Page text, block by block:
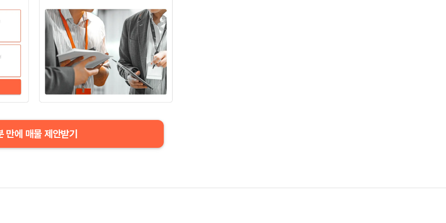
만에 매물 제안받기